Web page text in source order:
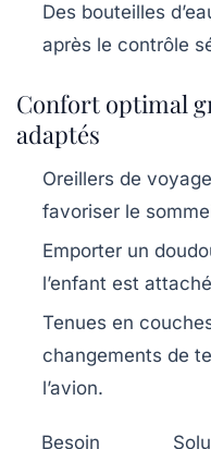
Des bouteilles
après le contrôle
Confort optimal
adaptés
Oreillers de voyage
favoriser le
Emporter un
l’enfant est
Tenues en
changements de
l’avion.
Besoin